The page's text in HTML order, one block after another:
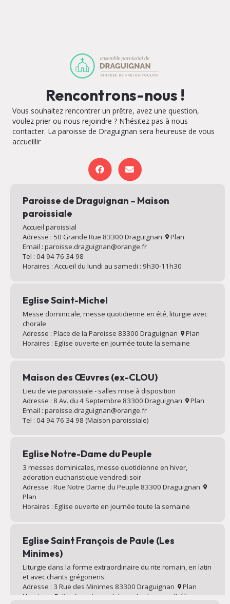
Rencontrons-nous !
Vous souhaitez rencontrer un prêtre, avez une question,
voulez prier ou nous rejoindre ? N’hésitez pas à nous
contacter. La paroisse de Draguignan sera heureuse de vous
accueillir
Paroisse de Draguignan – Maison
paroissiale
Accueil paroissial
Adresse : 50 Grande Rue 83300 Draguignan
Plan
Email : paroisse.draguignan@orange.fr
Tel : 04 94 76 34 98
Horaires : Accueil du lundi au samedi : 9h30-11h30
Eglise Saint-Michel
Messe dominicale, messe quotidienne en été, liturgie avec
chorale
Adresse : Place de la Paroisse 83300 Draguignan
Plan
Horaires : Eglise ouverte en journée toute la semaine
Maison des Œuvres (ex-CLOU)
Lieu de vie paroissiale - salles mise à disposition
Adresse : 8 Av. du 4 Septembre 83300 Draguignan
Plan
Email : paroisse.draguignan@orange.fr
Tel : 04 94 76 34 98 (Maison paroissiale)
Eglise Notre-Dame du Peuple
3 messes dominicales, messe quotidienne en hiver,
adoration eucharistique vendredi soir
Adresse : Rue Notre Dame du Peuple 83300 Draguignan
Plan
Horaires : Eglise ouverte en journée toute la semaine
Eglise Saint François de Paule (Les
Minimes)
Liturgie dans la forme extraordinaire du rite romain, en latin
et avec chants grégoriens.
Adresse : 3 Rue des Minimes 83300 Draguignan
Plan
Horaires : Eglise fermée en dehors des heures d’offices